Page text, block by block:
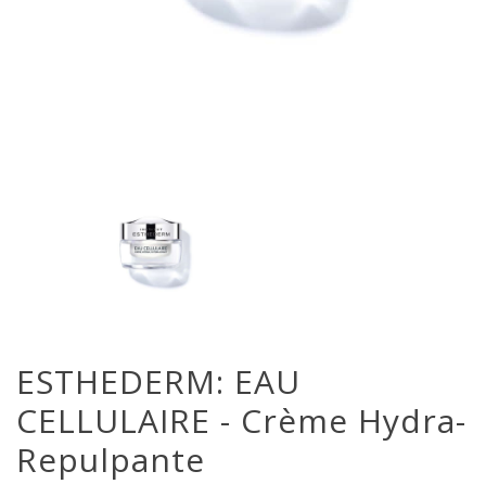
ESTHEDERM: EAU
CELLULAIRE - Crème Hydra-
Repulpante